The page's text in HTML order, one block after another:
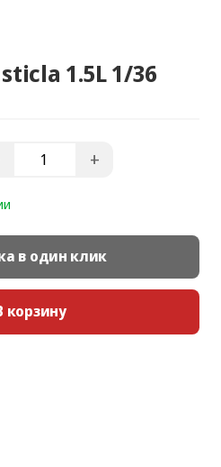
1.5L 1/36
+
в один клик
корзину